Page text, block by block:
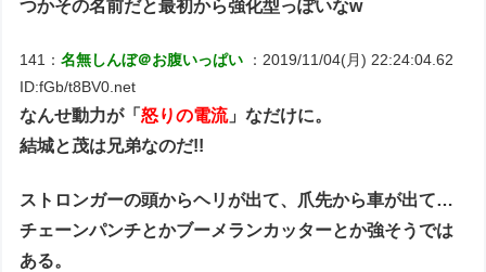
つかその名前だと最初から強化型っぽいなw
141：名無しんぼ＠お腹いっぱい
：2019/11/04(月) 22:24:04.62
ID:fGb/t8BV0.net
なんせ動力が「怒りの電流」なだけに。
結城と茂は兄弟なのだ!!
ストロンガーの頭からヘリが出て、爪先から車が出て…
チェーンパンチとかブーメランカッターとか強そうでは
ある。